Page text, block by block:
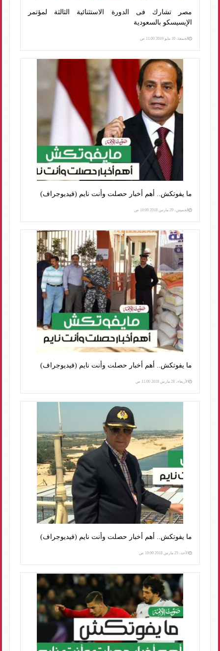
مصر تشارك فى الدورة الاستثنائية الثالثة لمؤتمر
الإيسيسكو بالسعودية
الجمعة، 10 مايو 2019 11:00 ص
ما يفوتكش.. أهم أخبار حصلت وأنت نايم (فيديوجراف)
الخميس، 29 مارس 2018 10:00 ص
ما يفوتكش.. أهم أخبار حصلت وأنت نايم (فيديوجراف)
الأربعاء، 28 مارس 2018 11:00 ص
ما يفوتكش.. أهم أخبار حصلت وأنت نايم (فيديوجراف)
الأحد، 25 مارس 2018 10:00 ص